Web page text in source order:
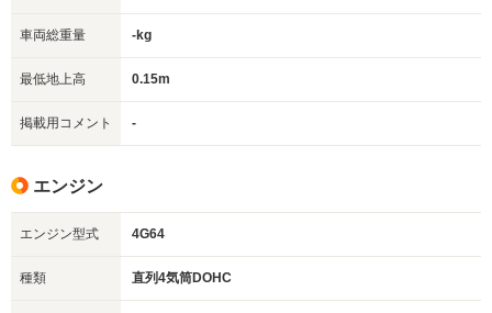
車両総重量 -kg
最低地上高 0.15m
掲載用コメント -
エンジン
エンジン型式 4G64
種類 直列4気筒DOHC